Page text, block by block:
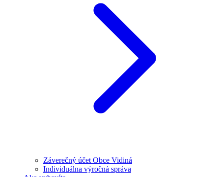
Záverečný účet Obce Vidiná
Individuálna výročná správa